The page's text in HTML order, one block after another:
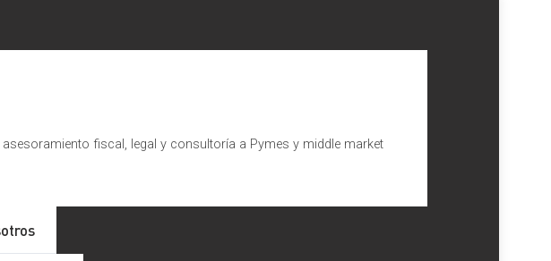
fiscal, legal y consultoría a Pymes y middle market